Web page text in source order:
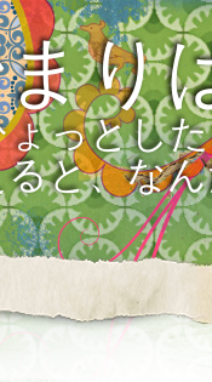
り
っとし
と、な